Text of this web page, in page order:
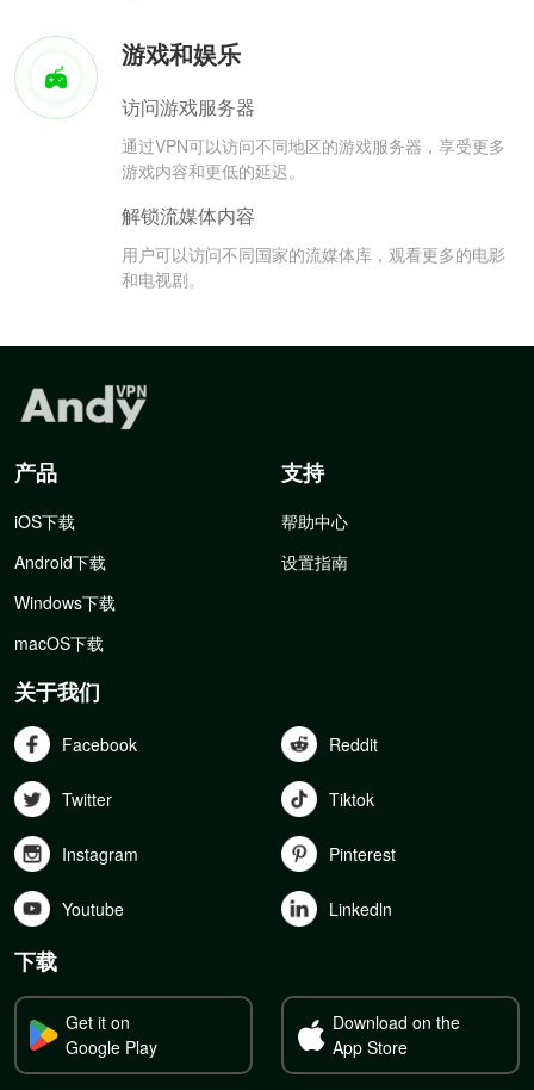
游戏和娱乐
访问游戏服务器
通过VPN可以访问不同地区的游戏服务器，享受更多
游戏内容和更低的延迟。
解锁流媒体内容
用户可以访问不同国家的流媒体库，观看更多的电影
和电视剧。
产品
iOS下载
Android下载
Windows下载
macOS下载
支持
帮助中心
设置指南
关于我们
Facebook Reddit
Twitter Tiktok
Instagram Pinterest
Youtube Linkedln
下载
Get it on
Google Play
Download on the
App Store